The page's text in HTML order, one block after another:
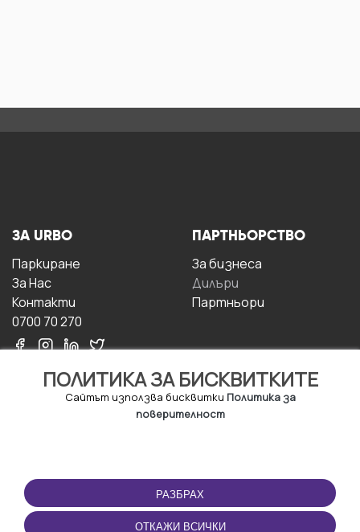
ПОЛИТИКА ЗА БИСКВИТКИТЕ
Сайтът използва бисквитки Политика за
поверителност
РАЗБРАХ
ОТКАЖИ ВСИЧКИ
ЗА URBO
Паркиране
За Hас
Контакти
0700 70 270
ПАРТНЬОРСТВО
За бизнесa
Дилъри
Партньори
ПОЛЗВАНЕ
Правила и условия за
ползване
ПРИЛОЖЕНИЕТО